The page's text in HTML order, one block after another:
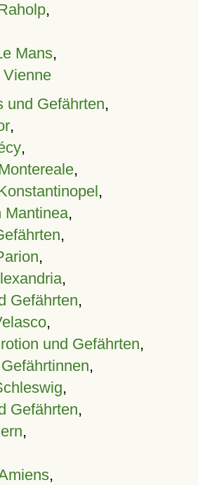
,
Mans,
und Gefährten,
,
,
,
,
Mantinea,
,
,
,
Gefährten,
,
und Gefährten,
,
,
Gefährten,
,
,